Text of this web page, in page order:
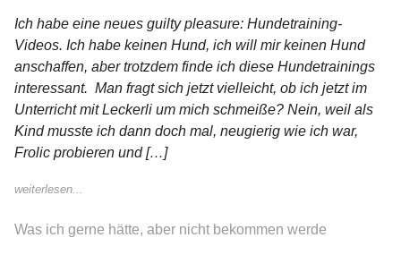
Ich habe eine neues guilty pleasure: Hundetraining-
Videos. Ich habe keinen Hund, ich will mir keinen Hund
anschaffen, aber trotzdem finde ich diese Hundetrainings
interessant. Man fragt sich jetzt vielleicht, ob ich jetzt im
Unterricht mit Leckerli um mich schmeiße? Nein, weil als
Kind musste ich dann doch mal, neugierig wie ich war,
Frolic probieren und […]
weiterlesen...
Was ich gerne hätte, aber nicht bekommen werde